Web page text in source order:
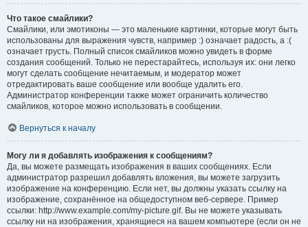
Что такое смайлики?
Смайлики, или эмотиконы — это маленькие картинки, которые могут быть
использованы для выражения чувств, например :) означает радость, а :(
означает грусть. Полный список смайликов можно увидеть в форме
создания сообщений. Только не перестарайтесь, используя их: они легко
могут сделать сообщение нечитаемым, и модератор может
отредактировать ваше сообщение или вообще удалить его.
Администратор конференции также может ограничить количество
смайликов, которое можно использовать в сообщении.
Вернуться к началу
Могу ли я добавлять изображения к сообщениям?
Да, вы можете размещать изображения в ваших сообщениях. Если
администратор разрешил добавлять вложения, вы можете загрузить
изображение на конференцию. Если нет, вы должны указать ссылку на
изображение, сохранённое на общедоступном веб-сервере. Пример
ссылки: http://www.example.com/my-picture.gif. Вы не можете указывать
ссылку ни на изображения, хранящиеся на вашем компьютере (если он не